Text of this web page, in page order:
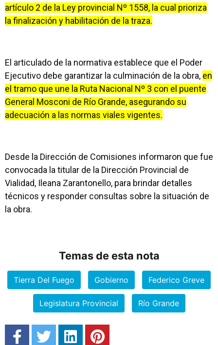
artículo 2 de la Ley provincial Nº 1558, la cual prioriza
la finalización y habilitación de la traza.
El articulado de la normativa establece que el Poder
Ejecutivo debe garantizar la culminación de la obra, en
el tramo que une la Ruta Nacional Nº 3 con el puente
General Mosconi de Río Grande, asegurando su
adecuación a las normas viales vigentes.
Desde la Dirección de Comisiones informaron que fue
convocada la titular de la Dirección Provincial de
Vialidad, Ileana Zarantonello, para brindar detalles
técnicos y responder consultas sobre la situación de
la obra.
Temas de esta nota
Tierra Del Fuego Gobierno Federico Greve
Legislatura Provincial Río Grande